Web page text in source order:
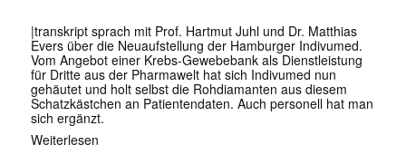
|transkript sprach mit Prof. Hartmut Juhl und Dr. Matthias
Evers über die Neuaufstellung der Hamburger Indivumed.
Vom Angebot einer Krebs-Gewebebank als Dienstleistung
für Dritte aus der Pharmawelt hat sich Indivumed nun
gehäutet und holt selbst die Rohdiamanten aus diesem
Schatzkästchen an Patientendaten. Auch personell hat man
sich ergänzt.
Weiterlesen